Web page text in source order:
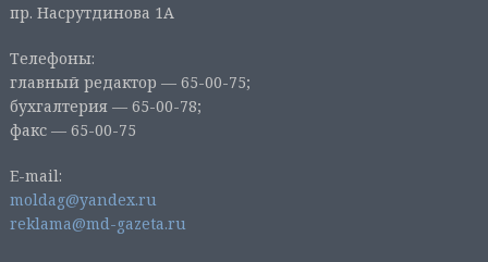
пр. Насрутдинова 1А
Телефоны:
главный редактор — 65-00-75;
бухгалтерия — 65-00-78;
факс — 65-00-75
E-mail:
moldag@yandex.ru
reklama@md-gazeta.ru